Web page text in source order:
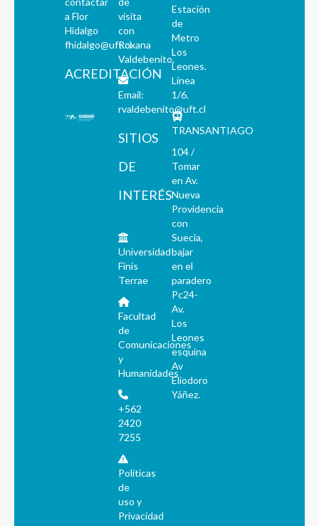
a Flor
Hidalgo
fhidalgo@uft.cl
ACREDITACIÓN
visita
con
Roxana
Valdebenito.
Email:
rvaldebenito@uft.cl
SITIOS
DE
INTERÉS
Universidad
Finis
Terrae
Facultad
de
Comunicaciones
y
Humanidades
+562
2420
7255
Políticas
de
uso y
Privacidad
Estación
de
Metro
Los
Leones.
Línea
1/6.
TRANSANTIAGO
104 /
Tomar
en Av.
Nueva
Providencia
con
Suecia,
bajar
en el
paradero
Pc24-
Av.
Los
Leones
esquina
Av
Eliodoro
Yáñez.